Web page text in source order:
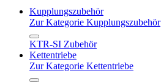
Kupplungszubehör
Zur Kategorie Kupplungszubehör
KTR-SI Zubehör
Kettentriebe
Zur Kategorie Kettentriebe